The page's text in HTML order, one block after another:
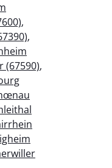
,
,
(67590),